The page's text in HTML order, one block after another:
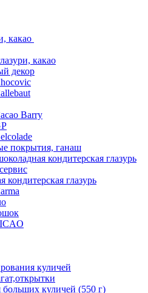
какао
какао
декор
Barry
покрытия, ганаш
кондитерская глазурь
кондитерская глазурь
куличей
куличей (550 г)